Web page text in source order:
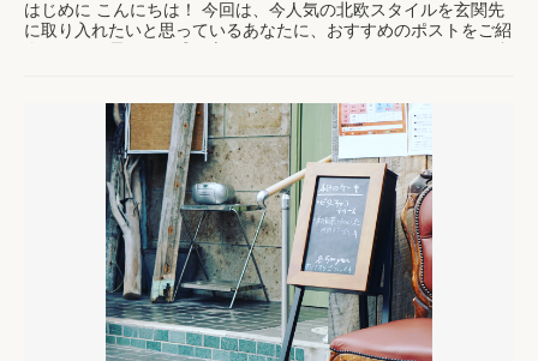
はじめに こんにちは！ 今回は、今人気の北欧スタイルを玄関先
に取り入れたいと思っているあなたに、おすすめのポストをご紹
もっと読む »